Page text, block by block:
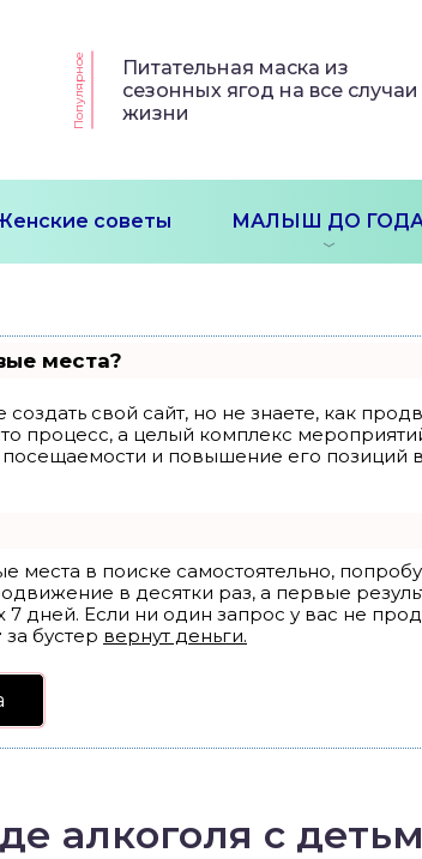
Популярное
Питательная маска из
сезонных ягод на все случаи
жизни
советы МАЛЫШ ДО
места?
свой сайт, но не знаете, как
процесс, а целый комплекс
и повышение его позиций в
места в поиске самостоятельно,
в десятки раз, а первые
дней. Если ни один запрос у вас не
за бустер вернут деньги.
алкоголя с